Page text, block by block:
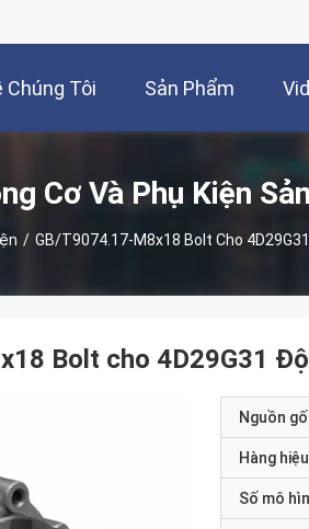
Chúng Tôi Sản Phẩm
Cơ Và Phụ Kiện
/ GB/T9074.17-M8x18 Bolt Cho
Bolt cho 4D29G31
Nguồn
Hàng hiệu
Số mô